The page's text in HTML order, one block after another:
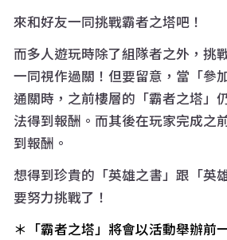
來和好友一同挑戰霸者之塔吧！
而多人遊玩時除了組隊者之外，挑
一同視作過關！但要留意，當「參
通關時，之前樓層的「霸者之塔」
法得到報酬。而其後在玩家完成之
到報酬。
想得到珍貴的「英雄之書」跟「英
要努力挑戰了！
＊「霸者之塔」將會以活動舉辦前